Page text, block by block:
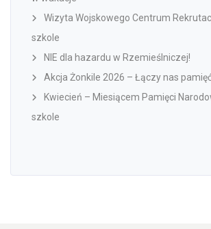
Wizyta Wojskowego Centrum
szkole
NIE dla hazardu w Rzemieślniczej!
Akcja Żonkile 2026 – Łączy nas
Kwiecień – Miesiącem Pamięci
szkole